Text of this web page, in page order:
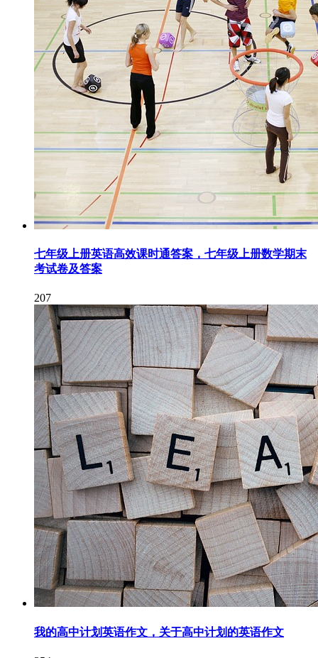
七年级上册英语高效课时通答案，七年级上册数学期末
考试卷及答案
207
我的高中计划英语作文，关于高中计划的英语作文